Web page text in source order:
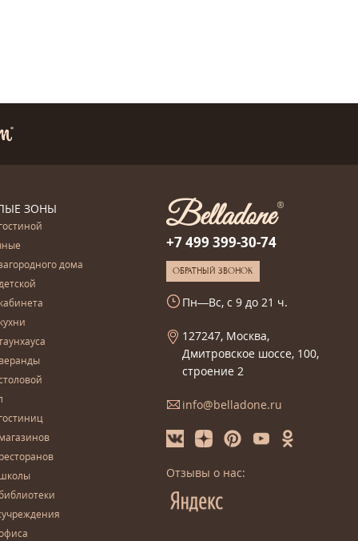
ЗОНЫ
дома
+7 499 399-30-74
ОБРАТНЫЙ ЗВОНОК
Пн—Вс, с 9 до 21 ч.
127247, Москва,
Дмитровское шоссе, 100,
строение 2
info@belladone.ru
Отзывы о нас: